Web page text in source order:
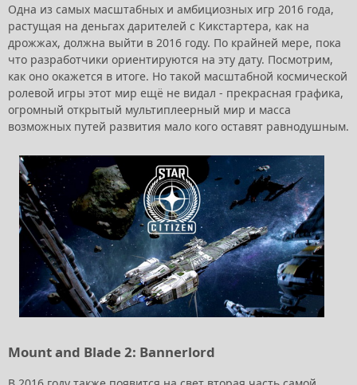
Одна из самых масштабных и амбициозных игр 2016 года,
растущая на деньгах дарителей с Кикстартера, как на
дрожжах, должна выйти в 2016 году. По крайней мере, пока
что разработчики ориентируются на эту дату. Посмотрим,
как оно окажется в итоге. Но такой масштабной космической
ролевой игры этот мир ещё не видал - прекрасная графика,
огромный открытый мультиплеерный мир и масса
возможных путей развития мало кого оставят равнодушным.
Mount and Blade 2: Bannerlord